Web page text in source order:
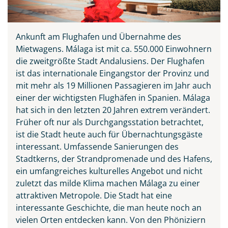
Ankunft am Flughafen und Übernahme des
Mietwagens. Málaga ist mit ca. 550.000 Einwohnern
die zweitgrößte Stadt Andalusiens. Der Flughafen
ist das internationale Eingangstor der Provinz und
mit mehr als 19 Millionen Passagieren im Jahr auch
einer der wichtigsten Flughäfen in Spanien. Málaga
hat sich in den letzten 20 Jahren extrem verändert.
Früher oft nur als Durchgangsstation betrachtet,
ist die Stadt heute auch für Übernachtungsgäste
interessant. Umfassende Sanierungen des
Stadtkerns, der Strandpromenade und des Hafens,
ein umfangreiches kulturelles Angebot und nicht
zuletzt das milde Klima machen Málaga zu einer
attraktiven Metropole. Die Stadt hat eine
interessante Geschichte, die man heute noch an
vielen Orten entdecken kann. Von den Phöniziern